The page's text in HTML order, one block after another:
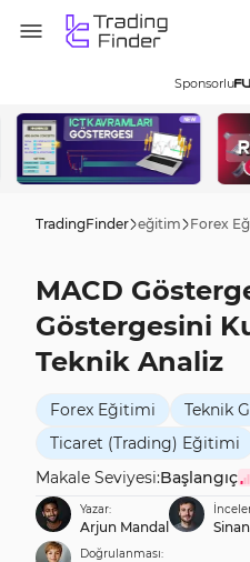
Sponsorlu
TradingFinder eğitim Forex
MACD
Göstergesini
Teknik Analiz
Forex Eğitimi
Teknik
Ticaret (Trading) Eğitimi
Makale Seviyesi:Başlangıç
Yazar:
Arjun Mandal
Doğrulanması: